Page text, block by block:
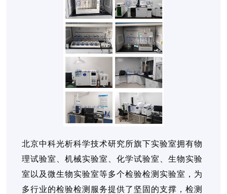
北京中科光析科学技术研究所旗下实验室拥有物
理试验室、机械实验室、化学试验室、生物实验
室以及微生物实验室等多个检验检测实验室，为
多行业的检验检测服务提供了坚固的支撑，检测